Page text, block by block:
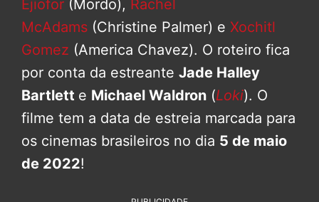
Ejiofor (Mordo), Rachel
McAdams (Christine Palmer) e Xochitl
Gomez (America Chavez). O roteiro fica
por conta da estreante Jade Halley
Bartlett e Michael Waldron (Loki). O
filme tem a data de estreia marcada para
os cinemas brasileiros no dia 5 de maio
de 2022!